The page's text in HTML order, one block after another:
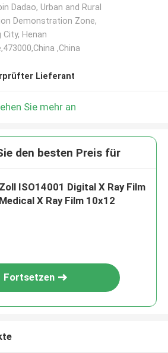
Dadao, Urban and Rural
Demonstration Zone,
City, Henan
,China
Lieferant
Sie mehr an
den besten Preis für
Zoll ISO14001 Digital X Ray Film
Medical X Ray Film 10x12
Fortsetzen